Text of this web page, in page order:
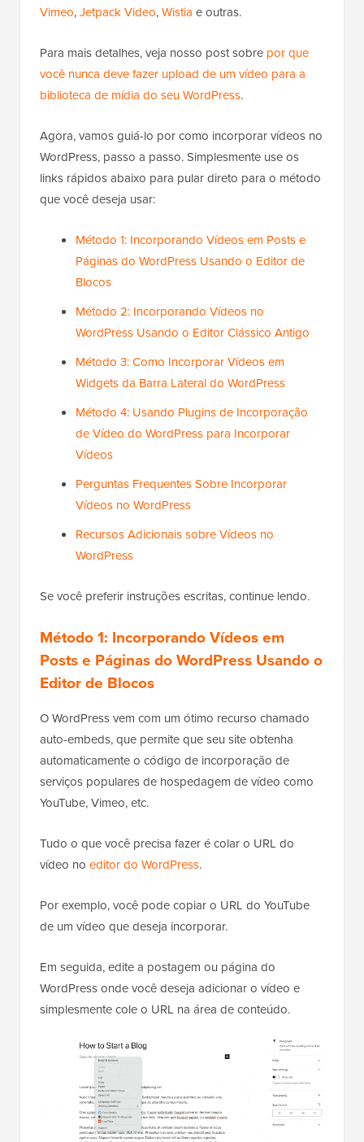
Vimeo,Jetpack Video,Wistia e outras.
Para mais detalhes, veja nosso post sobre por que
você nunca deve fazer upload de um vídeo para a
biblioteca de mídia do seu WordPress.
Agora, vamos guiá-lo por como incorporar vídeos no
WordPress, passo a passo. Simplesmente use os
links rápidos abaixo para pular direto para o método
que você deseja usar:
Método 1: Incorporando Vídeos em Posts e
Páginas do WordPress Usando o Editor de
Blocos
Método 2: Incorporando Vídeos no
WordPress Usando o Editor Clássico Antigo
Método 3: Como Incorporar Vídeos em
Widgets da Barra Lateral do WordPress
Método 4: Usando Plugins de Incorporação
de Vídeo do WordPress para Incorporar
Vídeos
Perguntas Frequentes Sobre Incorporar
Vídeos no WordPress
Recursos Adicionais sobre Vídeos no
WordPress
Se você preferir instruções escritas, continue lendo.
Método 1: Incorporando Vídeos em
Posts e Páginas do WordPress Usando o
Editor de Blocos
O WordPress vem com um ótimo recurso chamado
auto-embeds, que permite que seu site obtenha
automaticamente o código de incorporação de
serviços populares de hospedagem de vídeo como
YouTube, Vimeo, etc.
Tudo o que você precisa fazer é colar o URL do
vídeo no editor do WordPress.
Por exemplo, você pode copiar o URL do YouTube
de um vídeo que deseja incorporar.
Em seguida, edite a postagem ou página do
WordPress onde você deseja adicionar o vídeo e
simplesmente cole o URL na área de conteúdo.